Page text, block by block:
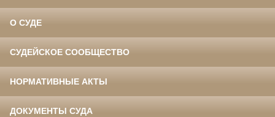
О СУДЕ
СУДЕЙСКОЕ СООБЩЕСТВО
НОРМАТИВНЫЕ АКТЫ
ДОКУМЕНТЫ СУДА